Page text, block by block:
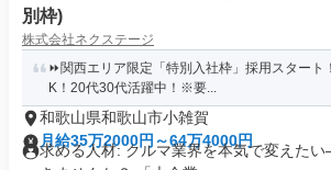
別枠)
株式会社ネクステージ
⏩️関西エリア限定「特別入社枠」採用スタート
K！20代30代活躍中！※要...
和歌山県和歌山市小雑賀
月給35万2000円～64万4000円
求める人材: クルマ業界を本気で変えた